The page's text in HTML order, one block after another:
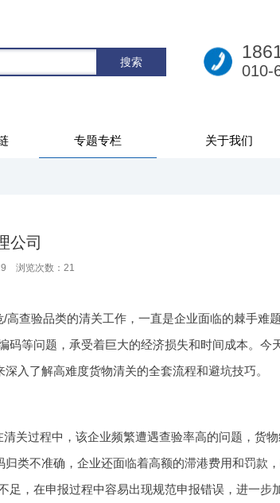
010-
专题专栏 关于我们
公司
浏览次数： 21
查验品类的清关工作，一直是企业面临的棘手难
等问题，承受着巨大的经济损失和时间成本。今
入了解高难度货物清关的全套流程和避坑技巧。
关过程中，该企业频繁遭遇查验率高的问题，货
类不准确，企业还面临着高额的滞港费用和罚款
，在申报过程中容易出现规范申报错误，进一步